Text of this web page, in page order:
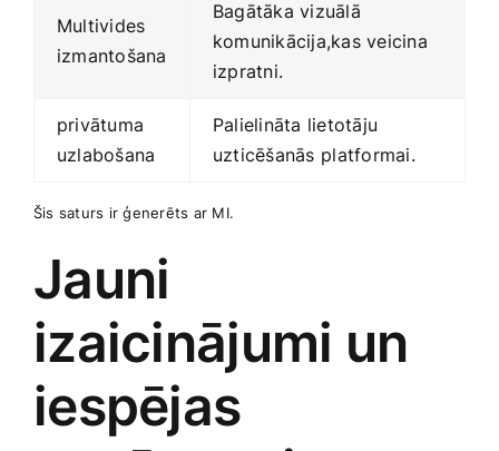
Multivides
izmantošana
Bagātāka ‌vizuālā
komunikācija,kas veicina
izpratni.
privātuma
uzlabošana
Palielināta lietotāju
uzticēšanās⁣ platformai.
Šis saturs ir ģenerēts ⁣ar MI.
Jauni
izaicinājumi un
iespējas